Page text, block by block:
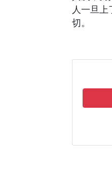
人一旦
切。